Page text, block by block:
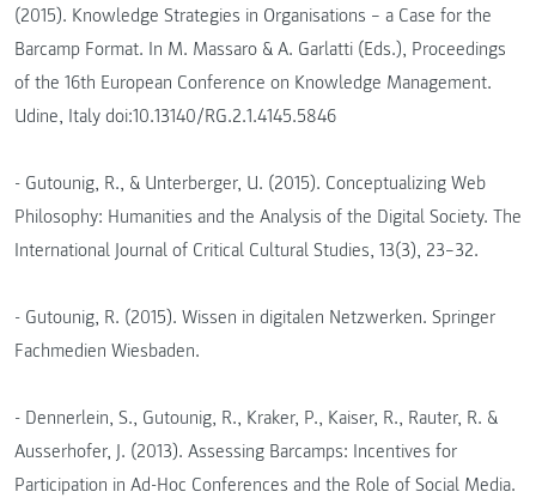
(2015). Knowledge Strategies in Organisations – a Case for the
Barcamp Format. In M. Massaro & A. Garlatti (Eds.), Proceedings
of the 16th European Conference on Knowledge Management.
Udine, Italy doi:10.13140/RG.2.1.4145.5846
- Gutounig, R., & Unterberger, U. (2015). Conceptualizing Web
Philosophy: Humanities and the Analysis of the Digital Society. The
International Journal of Critical Cultural Studies, 13(3), 23–32.
- Gutounig, R. (2015). Wissen in digitalen Netzwerken. Springer
Fachmedien Wiesbaden.
- Dennerlein, S., Gutounig, R., Kraker, P., Kaiser, R., Rauter, R. &
Ausserhofer, J. (2013). Assessing Barcamps: Incentives for
Participation in Ad-Hoc Conferences and the Role of Social Media.